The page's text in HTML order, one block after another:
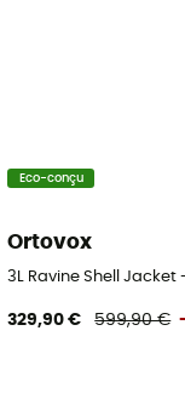
Eco-conçu
Ortovox
3L Ravine Shell
329,90 € 599,90 €